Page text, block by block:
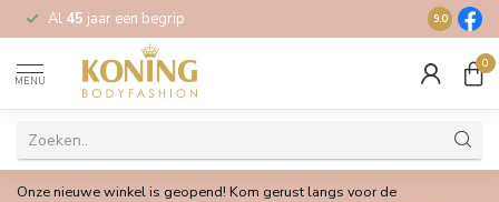
Al 45 jaar een begrip Gratis
9.0
MENU
0
Onze nieuwe winkel is geopend! Kom gerust langs voor de